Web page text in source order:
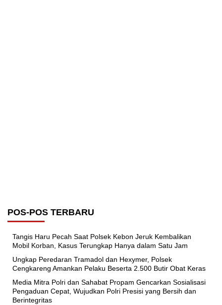
POS-POS TERBARU
Tangis Haru Pecah Saat Polsek Kebon Jeruk Kembalikan
Mobil Korban, Kasus Terungkap Hanya dalam Satu Jam
Ungkap Peredaran Tramadol dan Hexymer, Polsek
Cengkareng Amankan Pelaku Beserta 2.500 Butir Obat Keras
Media Mitra Polri dan Sahabat Propam Gencarkan Sosialisasi
Pengaduan Cepat, Wujudkan Polri Presisi yang Bersih dan
Berintegritas